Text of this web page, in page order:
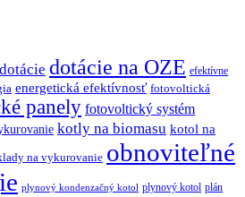
dotácie dotácie na OZE efektívne
energetická efektívnosť fotovoltická
panely fotovoltický systém
kotly na biomasu kotol na
na vykurovanie obnoviteľné
plynový kondenzačný kotol plynový kotol plán